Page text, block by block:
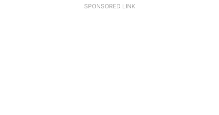
SPONSORED LINK